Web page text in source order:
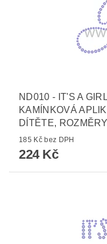
ND010 - IT'S A
KAMÍNKOVÁ
DÍTĚTE,
185 Kč bez DPH
224 Kč